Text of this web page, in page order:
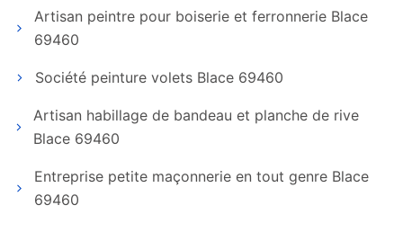
Artisan peintre pour boiserie et ferronnerie Blace
69460
Société peinture volets Blace 69460
Artisan habillage de bandeau et planche de rive
Blace 69460
Entreprise petite maçonnerie en tout genre Blace
69460